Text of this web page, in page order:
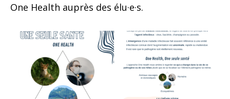
One Health auprès des élu·e·s.